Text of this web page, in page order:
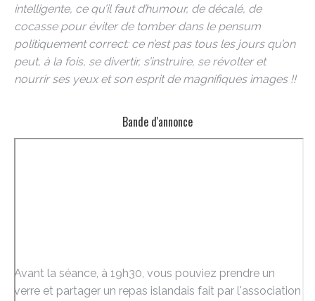
intelligente, ce qu’il faut d’humour, de décalé, de
cocasse pour éviter de tomber dans le pensum
politiquement correct: ce n’est pas tous les jours qu’on
peut, à la fois, se divertir, s’instruire, se révolter et
nourrir ses yeux et son esprit de magnifiques images !!
Bande d'annonce
Avant la séance, à 19h30, vous pouviez prendre un
verre et partager un repas islandais fait par l'association